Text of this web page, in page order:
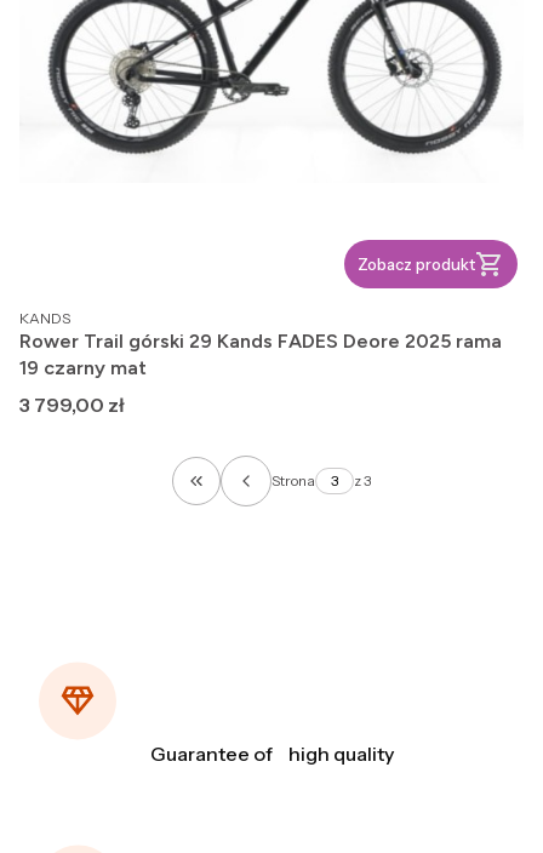
Zobacz produkt
PRODUCENT
KANDS
Rower Trail górski 29 Kands FADES Deore 2025 rama
19 czarny mat
Cena
3 799,00 zł
Wróć do pierwszej strony z produktami
Strona z 3
Guarantee of high quality